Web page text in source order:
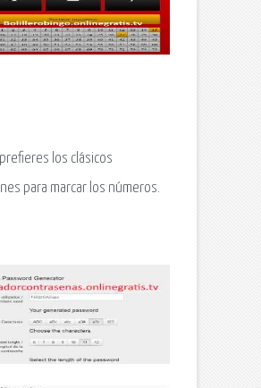
los clásicos
para marcar los números.